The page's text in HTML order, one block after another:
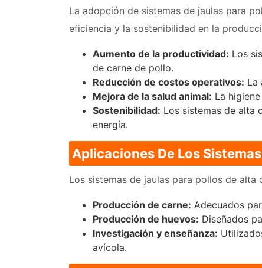
La adopción de sistemas de jaulas para
eficiencia y la sostenibilidad en la
Aumento de la productividad: Los
de carne de pollo.
Reducción de costos operativos: La
Mejora de la salud animal: La
Sostenibilidad: Los sistemas de alta
energía.
Aplicaciones De Los
Los sistemas de jaulas para pollos de
Producción de carne: Adecuados
Producción de huevos: Diseñados
Investigación y enseñanza:
avícola.